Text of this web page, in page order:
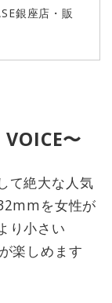
銀座店・販
〜
て絶大な人気
を女性が
り小さい
楽しめます